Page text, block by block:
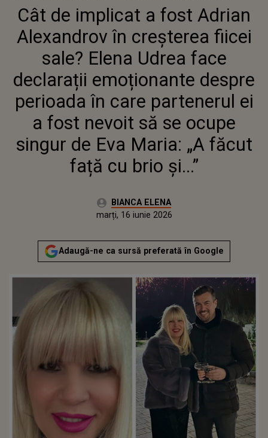
ADRIAN ALEXANDROV ÎN
CREȘTEREA FIICEI SALE? ELENA
UDREA FACE DECLARAȚII
EMOȚIONANTE DESPRE
PERIOADA ÎN CARE
SĂ SE OCUPE SINGUR DE EVA
MARIA: „A FĂCUT FAȚĂ CU BRIO
ȘI...”
Cât de implicat a fost Adrian
Alexandrov în creșterea fiicei
sale? Elena Udrea face
declarații emoționante despre
perioada în care partenerul ei
a fost nevoit să se ocupe
singur de Eva Maria: „A făcut
față cu brio și...”
Autor:BIANCA ELENA
Publicat:
marți, 16 iunie 2026
Adaugă-ne ca sursă preferată în Google